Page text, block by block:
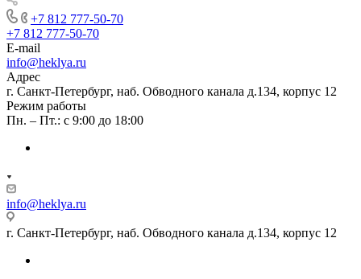
+7 812 777-50-70
+7 812 777-50-70
E-mail
info@heklya.ru
Адрес
г. Санкт-Петербург, наб. Обводного канала д.134, корпус 12
Режим работы
Пн. – Пт.: с 9:00 до 18:00
info@heklya.ru
г. Санкт-Петербург, наб. Обводного канала д.134, корпус 12